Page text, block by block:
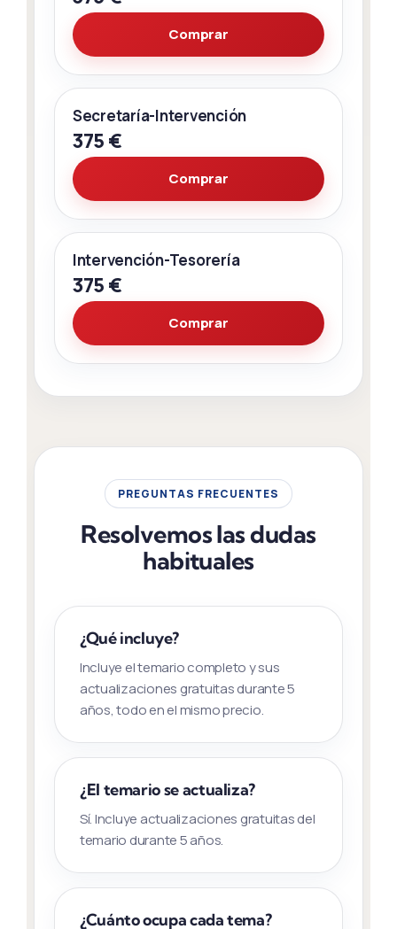
Comprar
Secretaría-Intervención
375 €
Comprar
Intervención-Tesorería
375 €
Comprar
PREGUNTAS FRECUENTES
Resolvemos las dudas
habituales
¿Qué incluye?
Incluye el temario completo y sus
actualizaciones gratuitas durante 5
años, todo en el mismo precio.
¿El temario se actualiza?
Sí. Incluye actualizaciones gratuitas del
temario durante 5 años.
¿Cuánto ocupa cada tema?